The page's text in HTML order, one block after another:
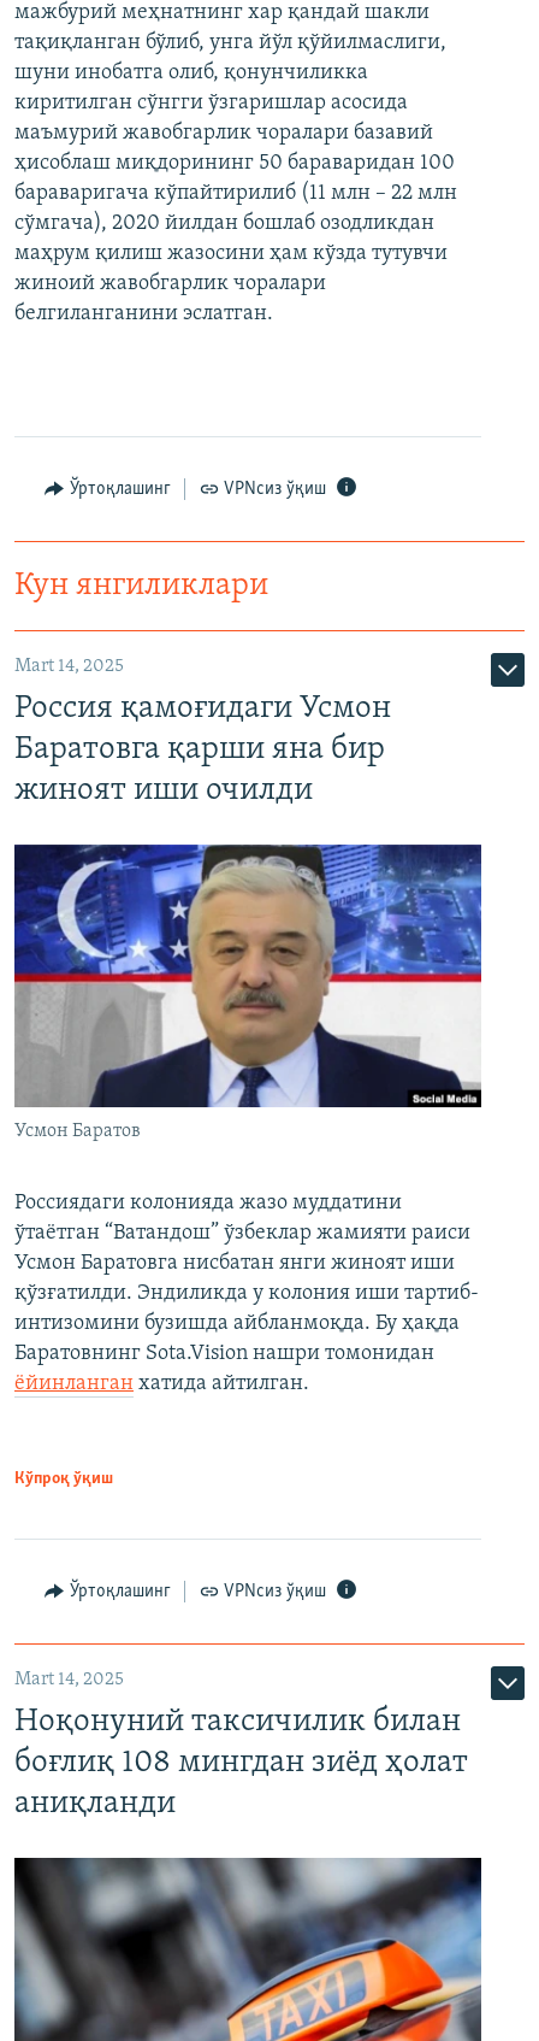
мажбурий меҳнатнинг хар қандай шакли
тақиқланган бўлиб, унга йўл қўйилмаслиги,
шуни инобатга олиб, қонунчиликка
киритилган сўнгги ўзгаришлар асосида
маъмурий жавобгарлик чоралари базавий
ҳисоблаш миқдорининг 50 бараваридан 100
бараваригача кўпайтирилиб (11 млн – 22 млн
сўмгача), 2020 йилдан бошлаб озодликдан
маҳрум қилиш жазосини ҳам кўзда тутувчи
жиноий жавобгарлик чоралари
белгиланганини эслатган.
Ўртоқлашинг VPNсиз ўқиш
Кун янгиликлари
Mart 14, 2025
Россия қамоғидаги Усмон
Баратовга қарши яна бир
жиноят иши очилди
Усмон Баратов
Россиядаги колонияда жазо муддатини
ўтаётган “Ватандош” ўзбеклар жамияти раиси
Усмон Баратовга нисбатан янги жиноят иши
қўзғатилди. Эндиликда у колония иши тартиб-
интизомини бузишда айбланмоқда. Бу ҳақда
Баратовнинг Sota.Vision нашри томонидан
ёйинланган хатида айтилган.
Кўпроқ ўқиш
Ўртоқлашинг VPNсиз ўқиш
Mart 14, 2025
Ноқонуний таксичилик билан
боғлиқ 108 мингдан зиёд ҳолат
аниқланди